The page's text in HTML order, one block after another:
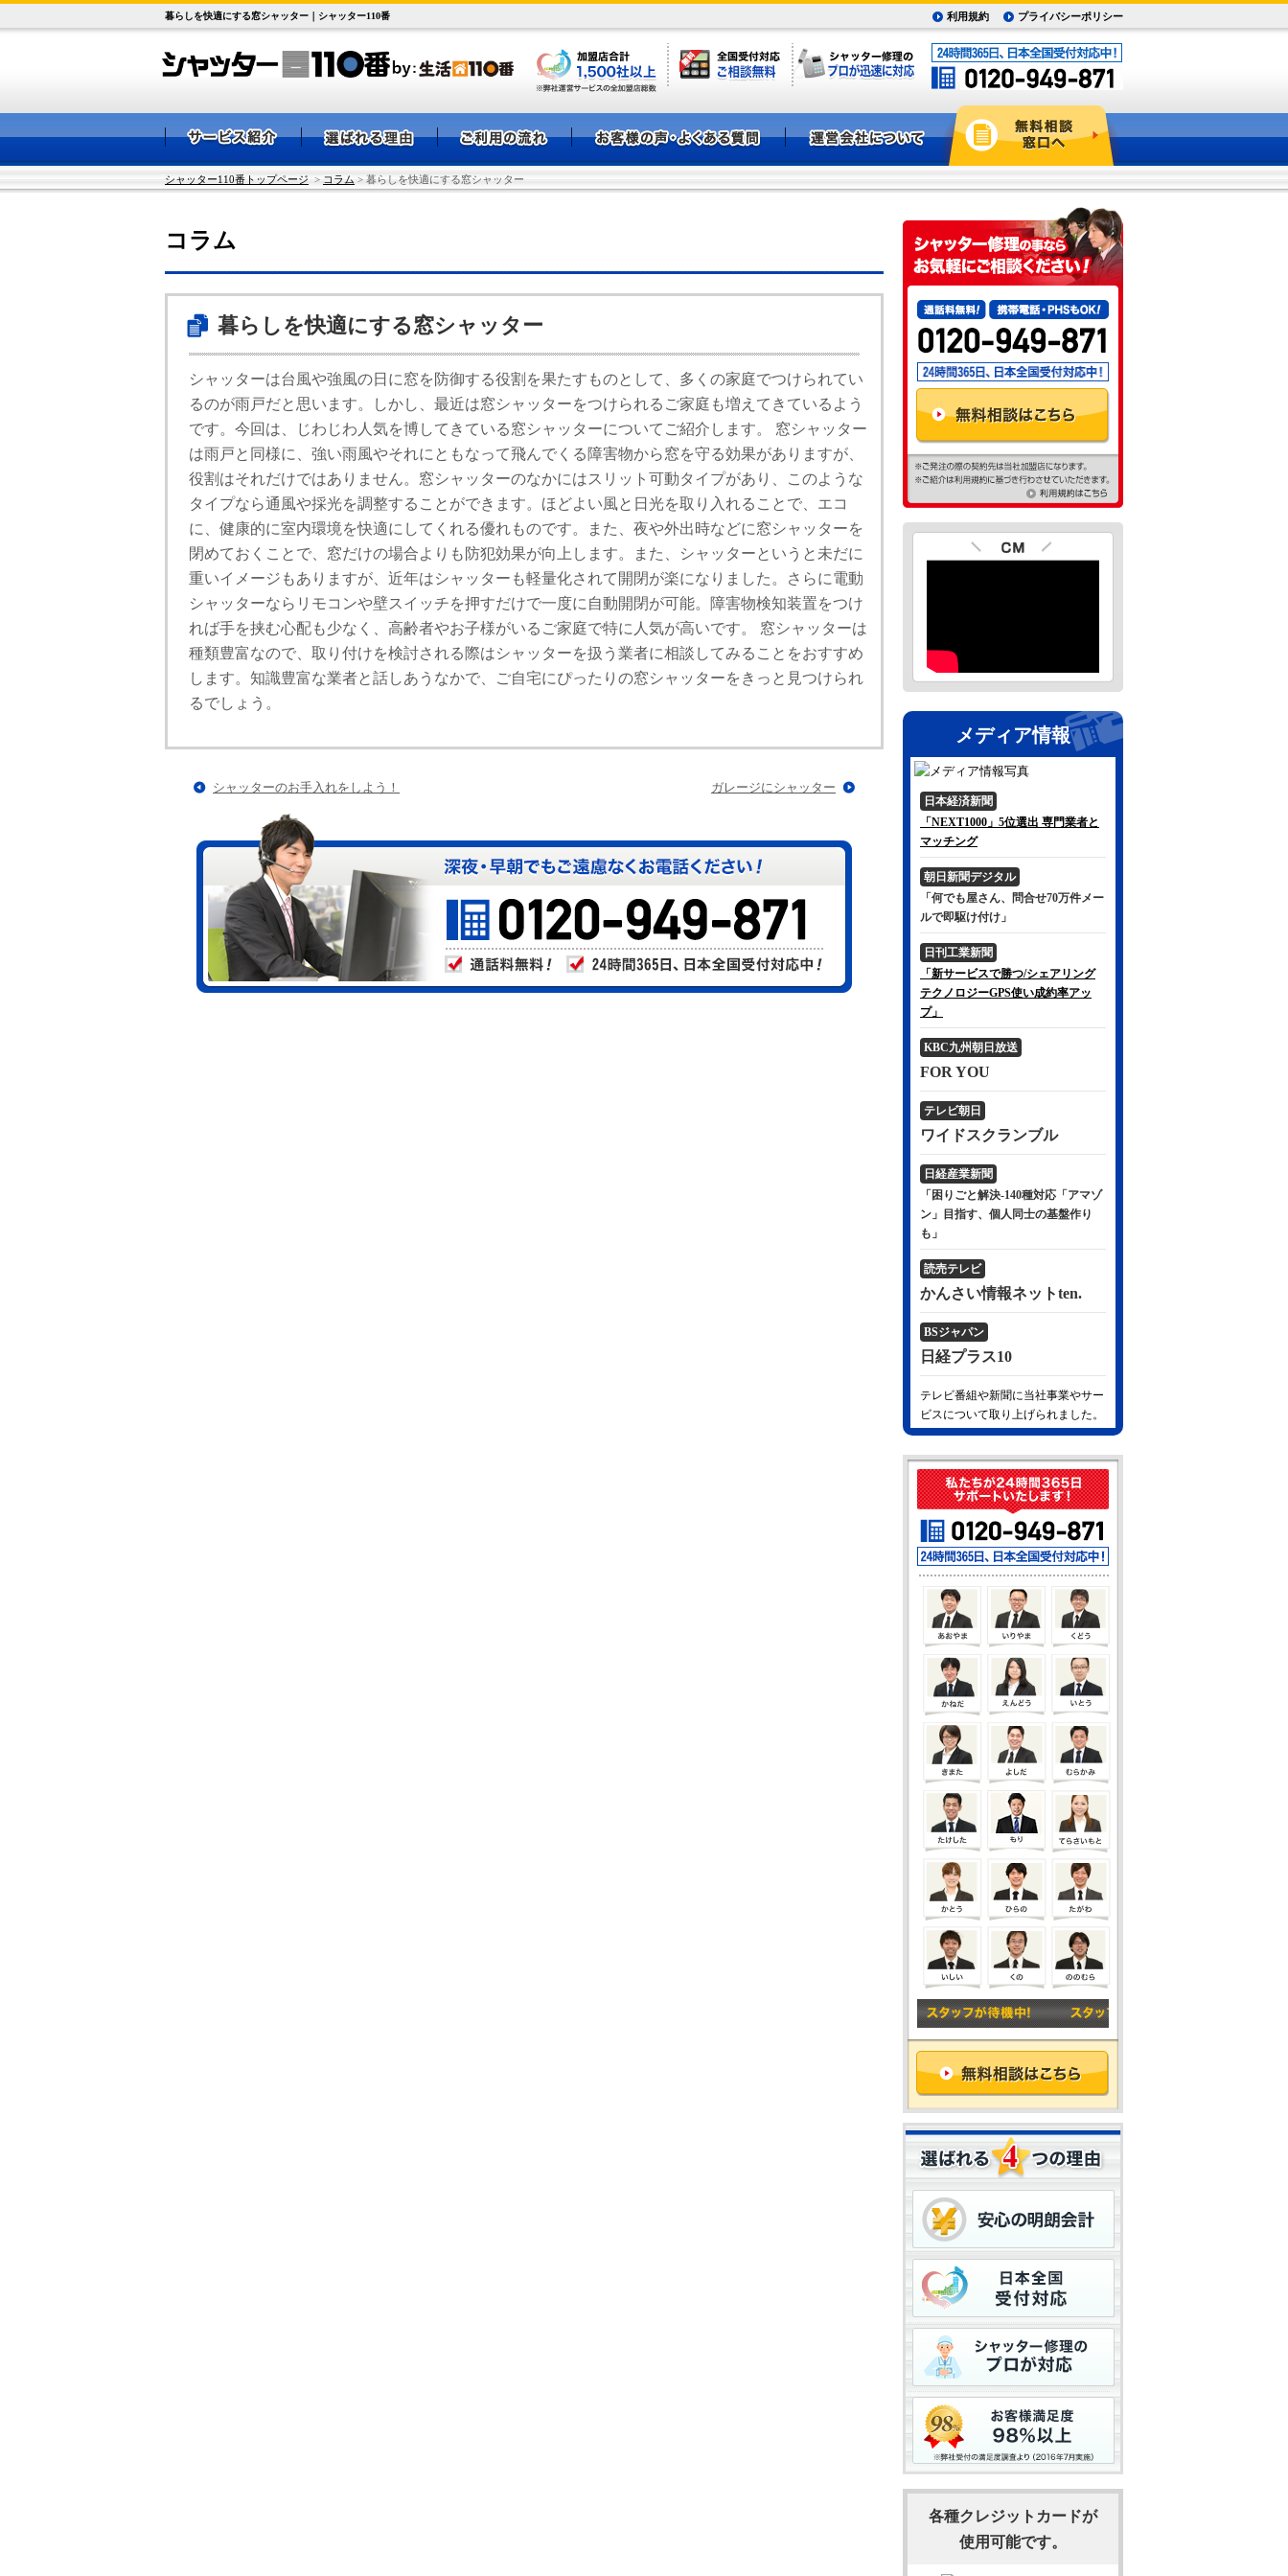
暮らしを快適にする窓シャッター｜シャッター110番 プライバシーポリシー
利用規約
シャッター110番トップページ > コラム > 暮らしを快適にする窓シャッター
コラム
暮らしを快適にする窓シャッター
シャッターは台風や強風の日に窓を防御する役割を果たすものとして、多くの家庭でつけられてい
るのが雨戸だと思います。しかし、最近は窓シャッターをつけられるご家庭も増えてきているよう
です。今回は、じわじわ人気を博してきている窓シャッターについてご紹介します。 窓シャッター
は雨戸と同様に、強い雨風やそれにともなって飛んでくる障害物から窓を守る効果がありますが、
役割はそれだけではありません。窓シャッターのなかにはスリット可動タイプがあり、このような
タイプなら通風や採光を調整することができます。ほどよい風と日光を取り入れることで、エコ
に、健康的に室内環境を快適にしてくれる優れものです。また、夜や外出時などに窓シャッターを
閉めておくことで、窓だけの場合よりも防犯効果が向上します。また、シャッターというと未だに
重いイメージもありますが、近年はシャッターも軽量化されて開閉が楽になりました。さらに電動
シャッターならリモコンや壁スイッチを押すだけで一度に自動開閉が可能。障害物検知装置をつけ
れば手を挟む心配も少なく、高齢者やお子様がいるご家庭で特に人気が高いです。 窓シャッターは
種類豊富なので、取り付けを検討される際はシャッターを扱う業者に相談してみることをおすすめ
します。知識豊富な業者と話しあうなかで、ご自宅にぴったりの窓シャッターをきっと見つけられ
るでしょう。
シャッターのお手入れをしよう！ ガレージにシャッター
メディア情報
日本経済新聞
「NEXT1000」5位選出 専門業者と
マッチング
朝日新聞デジタル
「何でも屋さん、問合せ70万件メー
ルで即駆け付け」
日刊工業新聞
「新サービスで勝つ/シェアリング
テクノロジーGPS使い成約率アッ
プ」
KBC九州朝日放送
FOR YOU
テレビ朝日
ワイドスクランブル
日経産業新聞
「困りごと解決-140種対応「アマゾ
ン」目指す、個人同士の基盤作り
も」
読売テレビ
かんさい情報ネットten.
BSジャパン
日経プラス10
テレビ番組や新聞に当社事業やサー
ビスについて取り上げられました。
各種クレジットカードが
使用可能です。